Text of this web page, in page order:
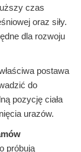
czas
oraz siły.
dla rozwoju
postawa
do
pozycję ciała
urazów.
próbują